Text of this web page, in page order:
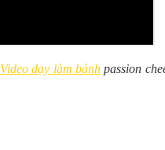
Video dạy làm bánh passion